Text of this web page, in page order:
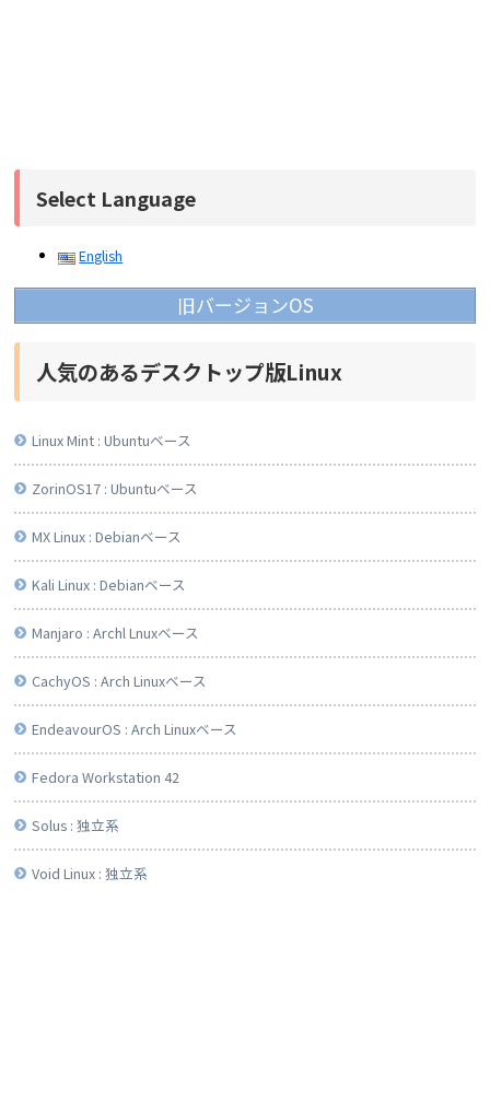
Select Language
English
旧バージョンOS
人気のあるデスクトップ版Linux
Linux Mint : Ubuntuベース
ZorinOS17 : Ubuntuベース
MX Linux : Debianベース
Kali Linux : Debianベース
Manjaro : Archl Lnuxベース
CachyOS : Arch Linuxベース
EndeavourOS : Arch Linuxベース
Fedora Workstation 42
Solus : 独立系
Void Linux : 独立系